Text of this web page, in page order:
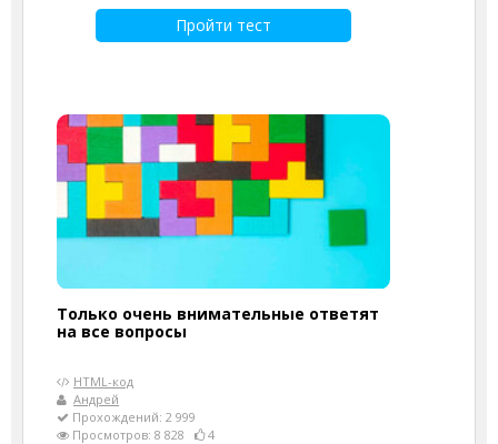
Пройти тест
Только очень внимательные ответят
на все вопросы
HTML-код
Андрей
Прохождений: 2 999
Просмотров: 8 828
4